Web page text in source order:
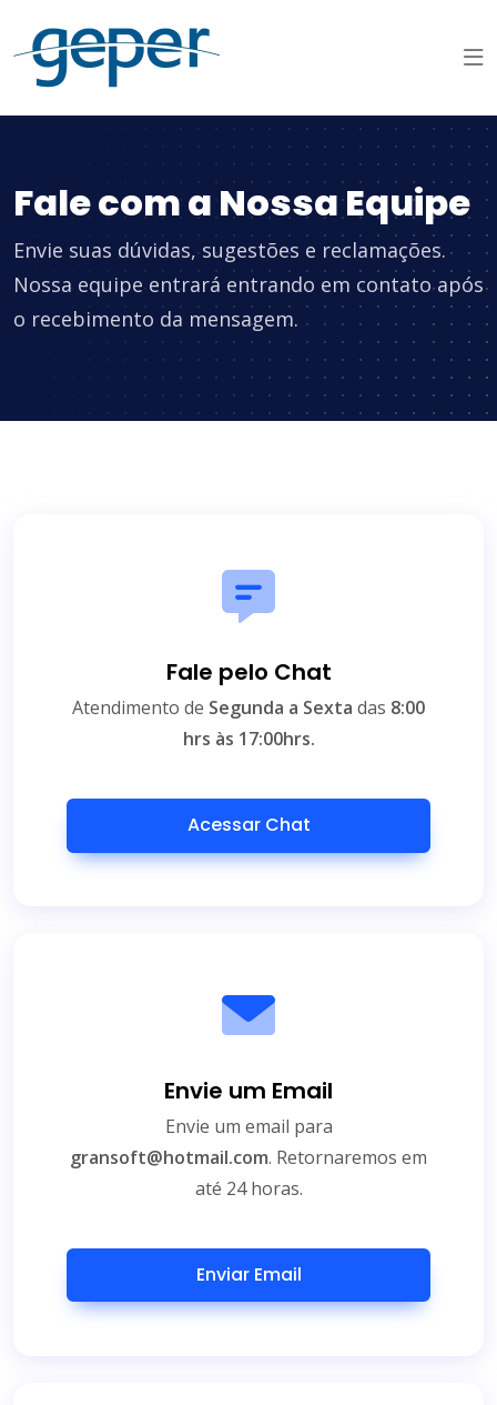
Fale com a Nossa Equipe
Envie suas dúvidas, sugestões e reclamações.
Nossa equipe entrará entrando em contato após
o recebimento da mensagem.
Fale pelo Chat
Atendimento de Segunda a Sexta das 8:00
hrs às 17:00hrs.
Acessar Chat
Envie um Email
Envie um email para
gransoft@hotmail.com. Retornaremos em
até 24 horas.
Enviar Email